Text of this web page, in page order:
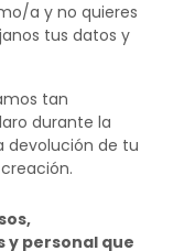
a y no quieres
tus datos y
tan
durante la
devolución de tu
y personal que